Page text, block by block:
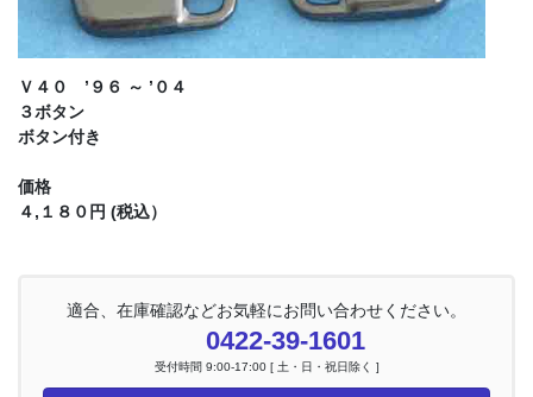
Ｖ４０ ’９６ ～ ’０４
３ボタン
ボタン付き
価格
４,１８０円 (税込）
適合、在庫確認などお気軽にお問い合わせください。
0422-39-1601
受付時間 9:00-17:00 [ 土・日・祝日除く ]